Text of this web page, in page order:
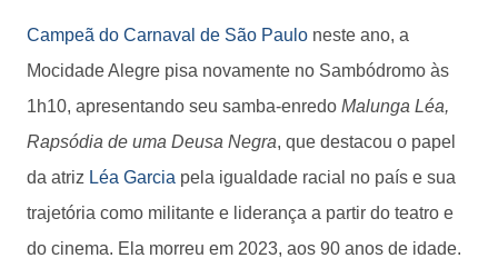
Campeã do Carnaval de São Paulo neste ano, a
Mocidade Alegre pisa novamente no Sambódromo às
1h10, apresentando seu samba-enredo Malunga Léa,
Rapsódia de uma Deusa Negra, que destacou o papel
da atriz Léa Garcia pela igualdade racial no país e sua
trajetória como militante e liderança a partir do teatro e
do cinema. Ela morreu em 2023, aos 90 anos de idade.